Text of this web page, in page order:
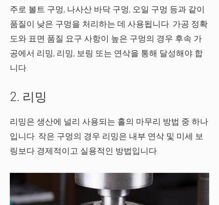
주로 볼트 구멍, 나사산 바닥 구멍, 오일 구멍 등과 같이
품질이 낮은 구멍을 처리하는 데 사용됩니다. 가공 정확
도와 표면 품질 요구 사항이 높은 구멍의 경우 후속 가
공에서 리밍, 리밍, 보링 또는 연삭을 통해 달성해야 합
니다.
2. 리밍
리밍은 생산에 널리 사용되는 홀의 마무리 방법 중 하나
입니다. 작은 구멍의 경우 리밍은 내부 연삭 및 미세 보
링보다 경제적이고 실용적인 방법입니다.